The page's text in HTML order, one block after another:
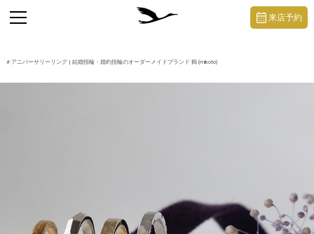
# アニバーサリーリング| 結婚指輪・婚約指輪のオーダーメイドブランド 鶴 (mikoto)
toggle
navigation
来店予約